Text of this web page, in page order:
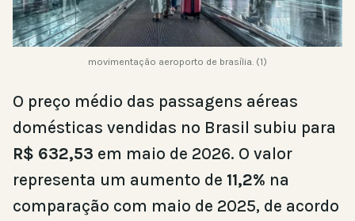
movimentação aeroporto de brasília. (1)
O preço médio das passagens aéreas
domésticas vendidas no Brasil subiu para
R$ 632,53 em maio de 2026. O valor
representa um aumento de 11,2% na
comparação com maio de 2025, de acordo